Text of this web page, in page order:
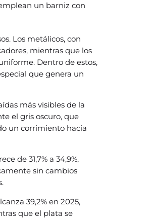
un barniz con
Los metálicos, con
mientras que los
Dentro de estos,
que genera un
más visibles de la
el gris oscuro, que
un corrimiento hacia
de 31,7% a 34,9%,
sin cambios
39,2% en 2025,
que el plata se